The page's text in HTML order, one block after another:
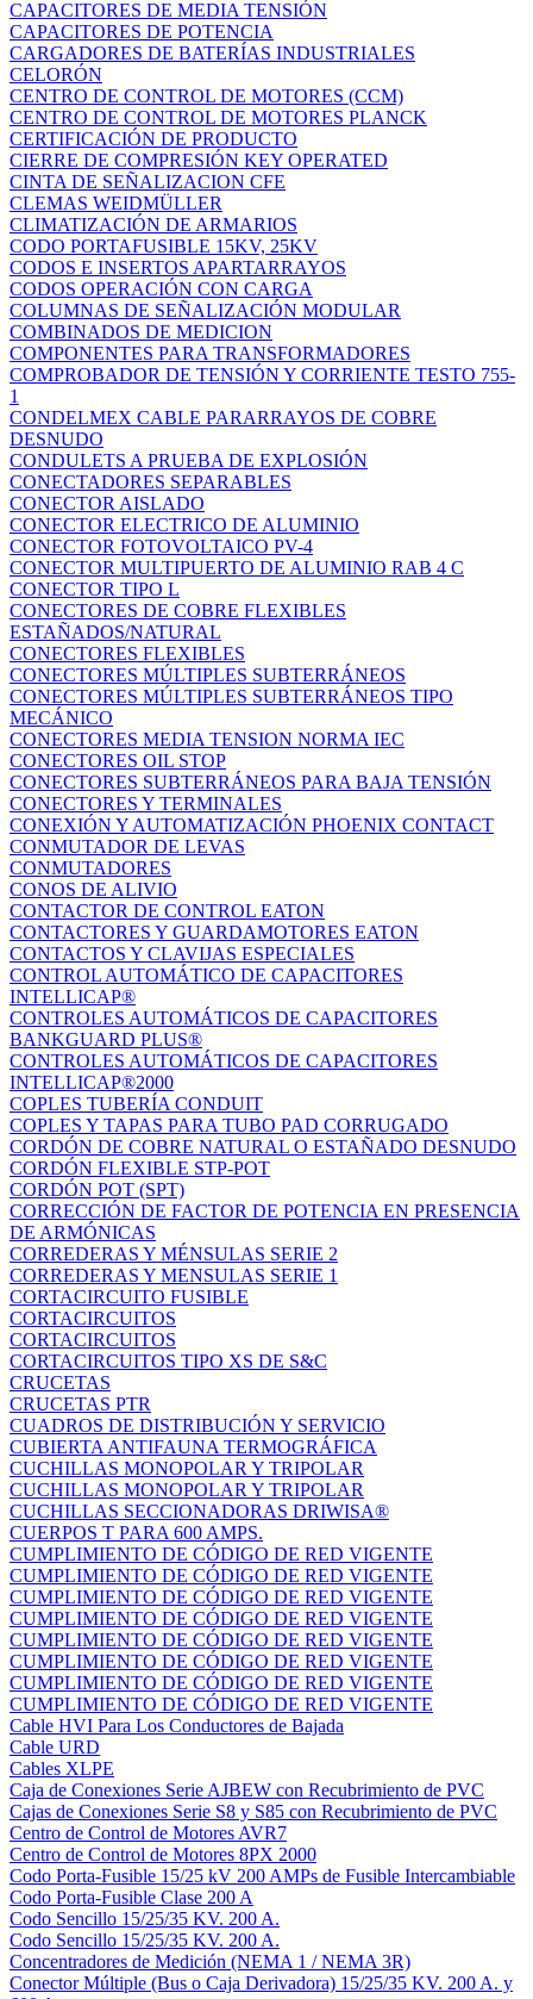
CAPACITORES DE MEDIA TENSIÓN
CAPACITORES DE POTENCIA
CARGADORES DE BATERÍAS INDUSTRIALES
CELORÓN
CENTRO DE CONTROL DE MOTORES (CCM)
CENTRO DE CONTROL DE MOTORES PLANCK
CERTIFICACIÓN DE PRODUCTO
CIERRE DE COMPRESIÓN KEY OPERATED
CINTA DE SEÑALIZACION CFE
CLEMAS WEIDMÜLLER
CLIMATIZACIÓN DE ARMARIOS
CODO PORTAFUSIBLE 15KV, 25KV
CODOS E INSERTOS APARTARRAYOS
CODOS OPERACIÓN CON CARGA
COLUMNAS DE SEÑALIZACIÓN MODULAR
COMBINADOS DE MEDICION
COMPONENTES PARA TRANSFORMADORES
COMPROBADOR DE TENSIÓN Y CORRIENTE TESTO 755-
1
CONDELMEX CABLE PARARRAYOS DE COBRE
DESNUDO
CONDULETS A PRUEBA DE EXPLOSIÓN
CONECTADORES SEPARABLES
CONECTOR AISLADO
CONECTOR ELECTRICO DE ALUMINIO
CONECTOR FOTOVOLTAICO PV-4
CONECTOR MULTIPUERTO DE ALUMINIO RAB 4 C
CONECTOR TIPO L
CONECTORES DE COBRE FLEXIBLES
ESTAÑADOS/NATURAL
CONECTORES FLEXIBLES
CONECTORES MÚLTIPLES SUBTERRÁNEOS
CONECTORES MÚLTIPLES SUBTERRÁNEOS TIPO
MECÁNICO
CONECTORES MEDIA TENSION NORMA IEC
CONECTORES OIL STOP
CONECTORES SUBTERRÁNEOS PARA BAJA TENSIÓN
CONECTORES Y TERMINALES
CONEXIÓN Y AUTOMATIZACIÓN PHOENIX CONTACT
CONMUTADOR DE LEVAS
CONMUTADORES
CONOS DE ALIVIO
CONTACTOR DE CONTROL EATON
CONTACTORES Y GUARDAMOTORES EATON
CONTACTOS Y CLAVIJAS ESPECIALES
CONTROL AUTOMÁTICO DE CAPACITORES
INTELLICAP®
CONTROLES AUTOMÁTICOS DE CAPACITORES
BANKGUARD PLUS®
CONTROLES AUTOMÁTICOS DE CAPACITORES
INTELLICAP®2000
COPLES TUBERÍA CONDUIT
COPLES Y TAPAS PARA TUBO PAD CORRUGADO
CORDÓN DE COBRE NATURAL O ESTAÑADO DESNUDO
CORDÓN FLEXIBLE STP-POT
CORDÓN POT (SPT)
CORRECCIÓN DE FACTOR DE POTENCIA EN PRESENCIA
DE ARMÓNICAS
CORREDERAS Y MÉNSULAS SERIE 2
CORREDERAS Y MENSULAS SERIE 1
CORTACIRCUITO FUSIBLE
CORTACIRCUITOS
CORTACIRCUITOS
CORTACIRCUITOS TIPO XS DE S&C
CRUCETAS
CRUCETAS PTR
CUADROS DE DISTRIBUCIÓN Y SERVICIO
CUBIERTA ANTIFAUNA TERMOGRÁFICA
CUCHILLAS MONOPOLAR Y TRIPOLAR
CUCHILLAS MONOPOLAR Y TRIPOLAR
CUCHILLAS SECCIONADORAS DRIWISA®
CUERPOS T PARA 600 AMPS.
CUMPLIMIENTO DE CÓDIGO DE RED VIGENTE
CUMPLIMIENTO DE CÓDIGO DE RED VIGENTE
CUMPLIMIENTO DE CÓDIGO DE RED VIGENTE
CUMPLIMIENTO DE CÓDIGO DE RED VIGENTE
CUMPLIMIENTO DE CÓDIGO DE RED VIGENTE
CUMPLIMIENTO DE CÓDIGO DE RED VIGENTE
CUMPLIMIENTO DE CÓDIGO DE RED VIGENTE
CUMPLIMIENTO DE CÓDIGO DE RED VIGENTE
Cable HVI Para Los Conductores de Bajada
Cable URD
Cables XLPE
Caja de Conexiones Serie AJBEW con Recubrimiento de PVC
Cajas de Conexiones Serie S8 y S85 con Recubrimiento de PVC
Centro de Control de Motores AVR7
Centro de Control de Motores 8PX 2000
Codo Porta-Fusible 15/25 kV 200 AMPs de Fusible Intercambiable
Codo Porta-Fusible Clase 200 A
Codo Sencillo 15/25/35 KV. 200 A.
Codo Sencillo 15/25/35 KV. 200 A.
Concentradores de Medición (NEMA 1 / NEMA 3R)
Conector Múltiple (Bus o Caja Derivadora) 15/25/35 KV. 200 A. y